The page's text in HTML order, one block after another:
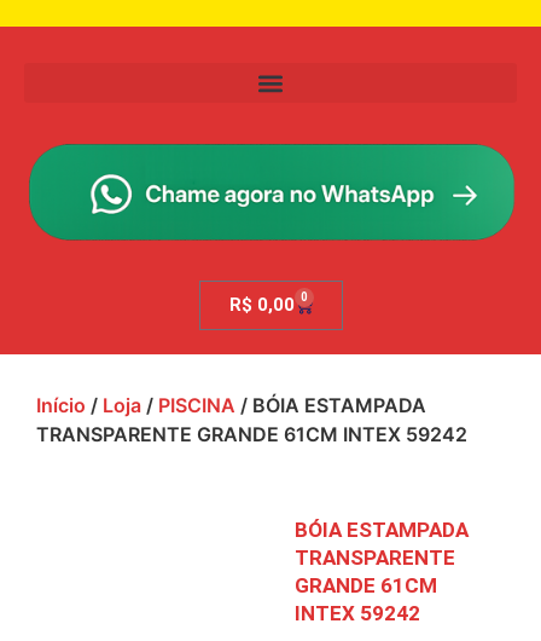
R$ 0,00 0
Início / Loja / PISCINA / BÓIA ESTAMPADA
TRANSPARENTE GRANDE 61CM INTEX 59242
BÓIA ESTAMPADA
TRANSPARENTE
GRANDE 61CM
INTEX 59242